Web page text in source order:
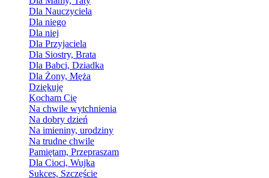
Dla Nauczyciela
Dla niego
Dla niej
Dla Przyjaciela
Dla Siostry, Brata
Dla Babci, Dziadka
Dla Żony, Męża
Dziękuję
Kocham Cię
Na chwile wytchnienia
Na dobry dzień
Na imieniny, urodziny
Na trudne chwile
Pamiętam, Przepraszam
Dla Cioci, Wujka
Sukces, Szczęście